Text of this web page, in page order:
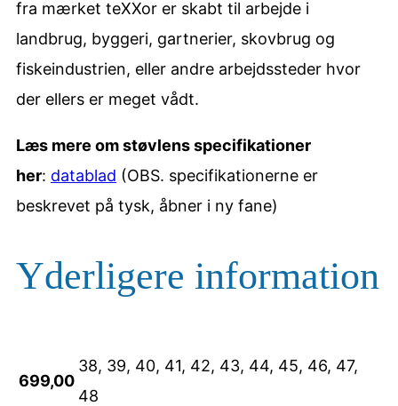
5
a
n
t
l
fra mærket teXXor er skabt til arbejde i
landbrug, byggeri, gartnerier, skovbrug og
fiskeindustrien, eller andre arbejdssteder hvor
der ellers er meget vådt.
Læs mere om støvlens specifikationer
her: datablad (OBS. specifikationerne er
beskrevet på tysk, åbner i ny fane)
Yderligere information
699,00
38, 39, 40, 41, 42, 43, 44, 45, 46, 47,
48